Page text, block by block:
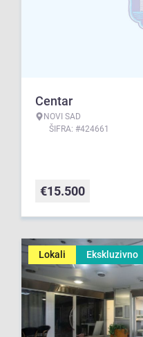
Centar
NOVI SAD
ŠIFRA: #424661
€15.500
Lokali Ekskluzivno